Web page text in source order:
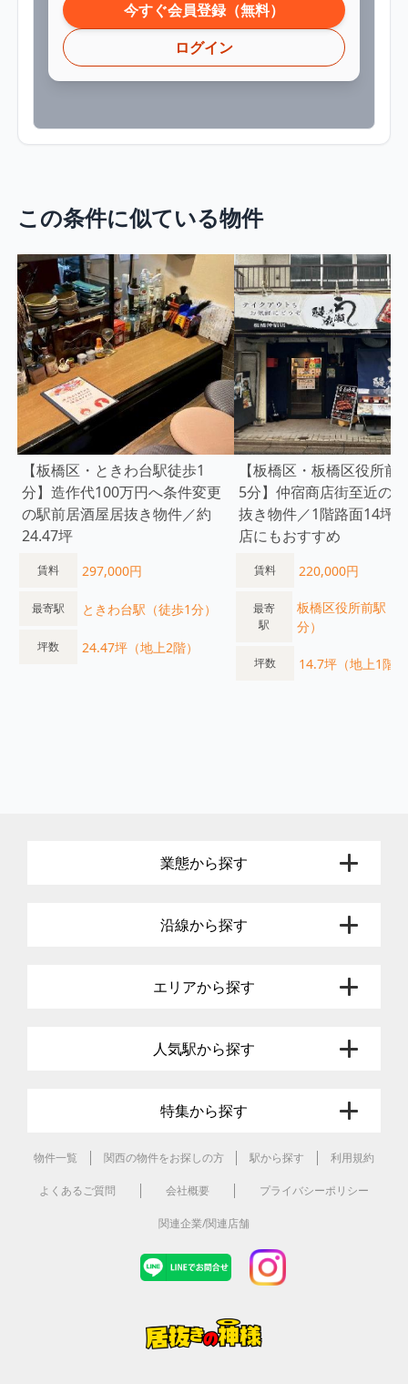
今すぐ会員登録（無料）
ログイン
この条件に似ている物件
【板橋区・ときわ台駅徒歩1
分】造作代100万円へ条件変更
の駅前居酒屋居抜き物件／約
24.47坪
賃料 297,000円
最寄駅 ときわ台駅（徒歩1分）
坪数 24.47坪（地上2階）
【板橋区・板橋区役所前
5分】仲宿商店街至近の
抜き物件／1階路面14坪
店にもおすすめ
賃料 220,000円
最寄
駅
板橋区役所前駅（
分）
坪数 14.7坪（地上1階）
業態から探す
沿線から探す
エリアから探す
人気駅から探す
特集から探す
物件一覧 関西の物件をお探しの方 駅から探す 利用規約
よくあるご質問 会社概要 プライバシーポリシー
関連企業/関連店舗